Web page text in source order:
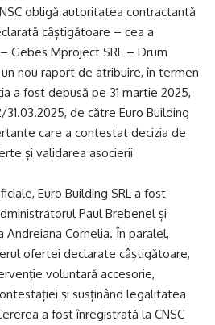
obligă autoritatea contractantă
câștigătoare – cea a
Gebes Mproject SRL – Drum
nou raport de atribuire, în termen
a fost depusă pe 31 martie 2025,
de către Euro Building
care a contestat decizia de
și validarea asocierii
Euro Building SRL a fost
Paul Brebenel și
Cornelia. În paralel,
ofertei declarate câștigătoare,
voluntară accesorie,
și susținând legalitatea
a fost înregistrată la CNSC